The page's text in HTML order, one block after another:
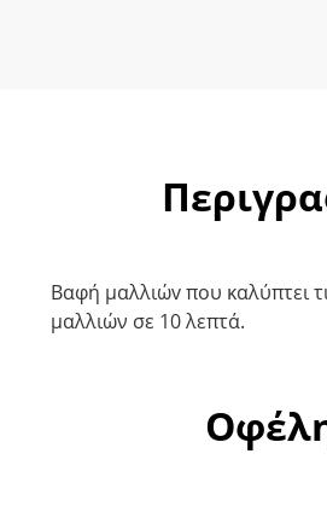
Βαφή μαλλιώv που καλύπτει
μαλλιών σε 10 λεπτά.